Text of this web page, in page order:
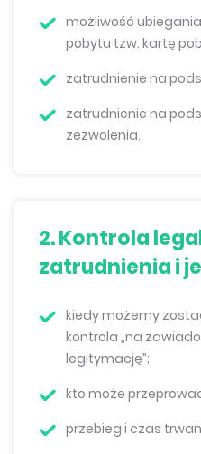
możliwość
pobytu tzw. kartę
zatrudnienie na
zatrudnienie na
zezwolenia.
2. Kontrola
zatrudnienia i
kiedy możemy
kontrola „na
legitymację”;
kto może
przebieg i czas